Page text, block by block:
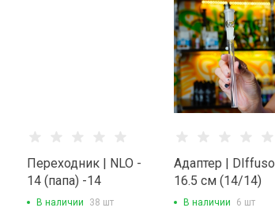
Переходник | NLO -
14 (папа) -14
(мама)
В наличии 38 шт
Адаптер |
16.5 см (14/14)
В наличии 6 шт